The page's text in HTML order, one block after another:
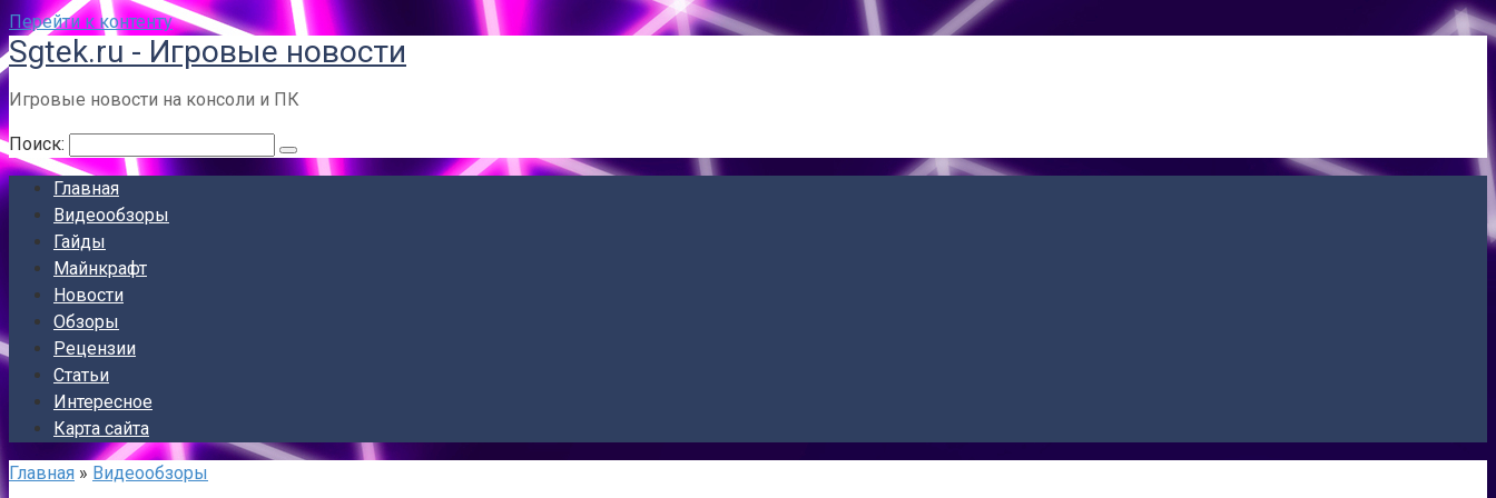
Перейти к контенту
Sgtek.ru - Игровые новости
Игровые новости на консоли и ПК
Поиск:
Главная
Видеообзоры
Гайды
Майнкрафт
Новости
Обзоры
Рецензии
Статьи
Интересное
Карта сайта
Главная » Видеообзоры